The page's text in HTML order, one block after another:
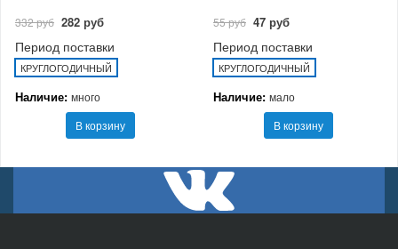
332 руб 282 руб
Период поставки
КРУГЛОГОДИЧНЫЙ
Наличие: много
В корзину
55 руб 47 руб
Период поставки
КРУГЛОГОДИЧНЫЙ
Наличие: мало
В корзину